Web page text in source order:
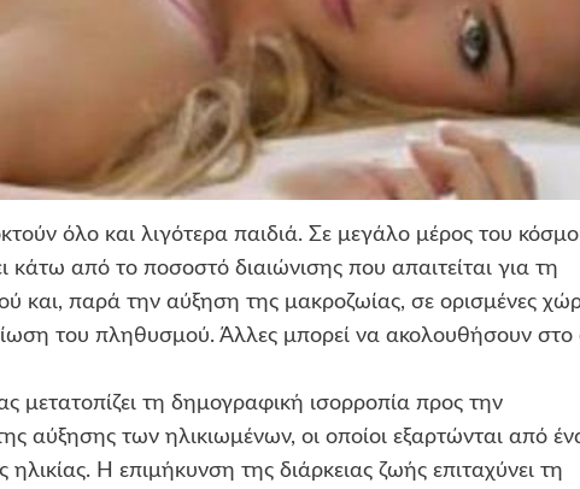
όλο και λιγότερα παιδιά. Σε μεγάλο μέρος του
κάτω από το ποσοστό διαιώνισης που απαιτείται για τη
και, παρά την αύξηση της μακροζωίας, σε ορισμένες
του πληθυσμού. Άλλες μπορεί να ακολουθήσουν στο
μετατοπίζει τη δημογραφική ισορροπία προς την
αύξησης των ηλικιωμένων, οι οποίοι εξαρτώνται από
Η επιμήκυνση της διάρκειας ζωής επιταχύνει τη